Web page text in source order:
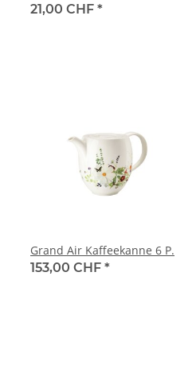
21,00 CHF *
Grand Air Kaffeekanne 6 P.
153,00 CHF *